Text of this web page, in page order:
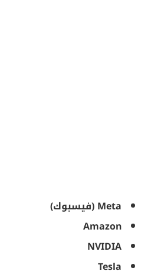
Meta (فيسبوك)
Amazon
NVIDIA
Tesla